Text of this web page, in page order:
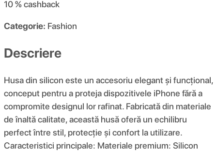
10 %cashback
Categorie: Fashion
Descriere
Husa din silicon este un accesoriu elegant și funcțional,
conceput pentru a proteja dispozitivele iPhone fără a
compromite designul lor rafinat. Fabricată din materiale
de înaltă calitate, această husă oferă un echilibru
perfect între stil, protecție și confort la utilizare.
Caracteristici principale: Materiale premium: Silicon